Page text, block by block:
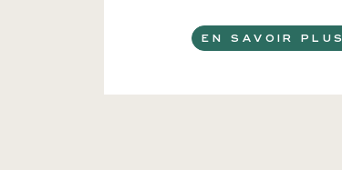
EN SAVOIR PLUS